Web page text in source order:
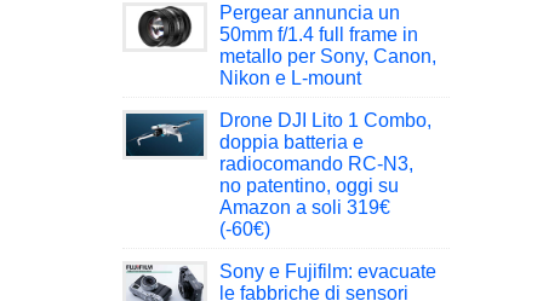
Pergear annuncia un
50mm f/1.4 full frame in
metallo per Sony, Canon,
Nikon e L-mount
Drone DJI Lito 1 Combo,
doppia batteria e
radiocomando RC-N3,
no patentino, oggi su
Amazon a soli 319€
(-60€)
Sony e Fujifilm: evacuate
le fabbriche di sensori